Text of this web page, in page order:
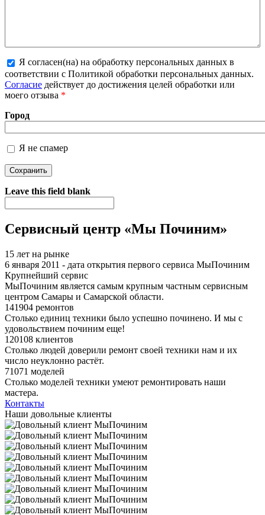
Более подробная информация о текстовых форматах
Я согласен(на) на обработку персональных данных в
соответствии с Политикой обработки персональных данных.
Согласие действует до достижения целей обработки или
моего отзыва *
Город
Я не спамер
Я спамер
Leave this field blank
Сервисный центр «Мы Починим»
15 лет на рынке
6 января 2011 - дата открытия первого сервиса МыПочиним
Крупнейший сервис
МыПочиним является самым крупным частным сервисным
центром Самары и Самарской области.
141904 ремонтов
Столько единиц техники было успешно починено. И мы с
удовольствием починим еще!
120108 клиентов
Столько людей доверили ремонт своей техники нам и их
число неуклонно растёт.
71071 моделей
Столько моделей техники умеют ремонтировать наши
мастера.
Контакты
Наши довольные клиенты